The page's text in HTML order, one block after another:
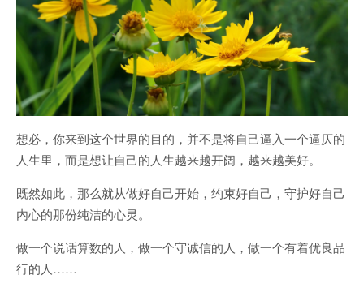
想必，你来到这个世界的目的，并不是将自己逼入一个逼仄的
人生里，而是想让自己的人生越来越开阔，越来越美好。
既然如此，那么就从做好自己开始，约束好自己，守护好自己
内心的那份纯洁的心灵。
做一个说话算数的人，做一个守诚信的人，做一个有着优良品
行的人……